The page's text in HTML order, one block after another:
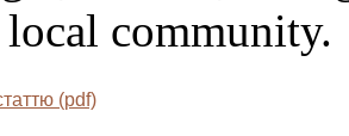
community.
(pdf)